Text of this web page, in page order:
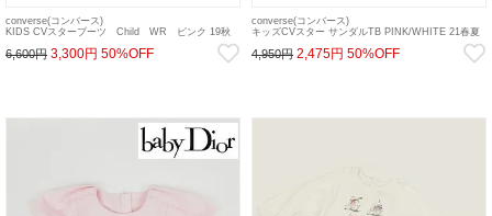
converse(コンバース)
KIDS CVスターブーツ Child WR ピンク 19秋
sale 20es 22gw
6,600円 3,300円 50%OFF
converse(コンバース)
キッズCVスター サンダルTB PINK/WHITE 21春夏
4,950円 2,475円 50%OFF